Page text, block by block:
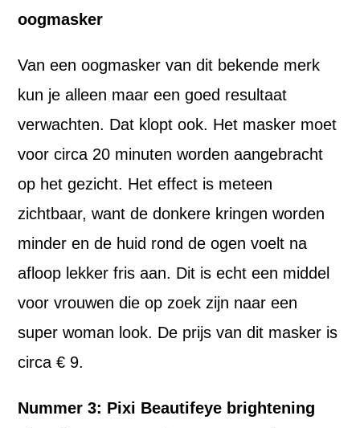
oogmasker
Van een oogmasker van dit bekende merk
kun je alleen maar een goed resultaat
verwachten. Dat klopt ook. Het masker moet
voor circa 20 minuten worden aangebracht
op het gezicht. Het effect is meteen
zichtbaar, want de donkere kringen worden
minder en de huid rond de ogen voelt na
afloop lekker fris aan. Dit is echt een middel
voor vrouwen die op zoek zijn naar een
super woman look. De prijs van dit masker is
circa € 9.
Nummer 3: Pixi Beautifeye brightening